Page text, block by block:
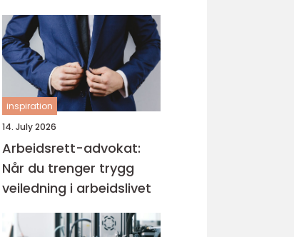
inspiration
14. July 2026
Arbeidsrett-advokat:
Når du trenger trygg
veiledning i arbeidslivet